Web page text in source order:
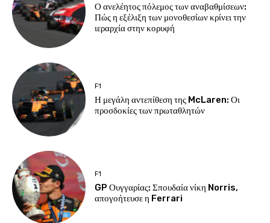
Ο ανελέητος πόλεμος των αναβαθμίσεων:
Πώς η εξέλιξη των μονοθεσίων κρίνει την
ιεραρχία στην κορυφή
F1
Η μεγάλη αντεπίθεση της McLaren: Οι
προσδοκίες των πρωταθλητών
F1
GP Ουγγαρίας: Σπουδαία νίκη Norris,
απογοήτευσε η Ferrari